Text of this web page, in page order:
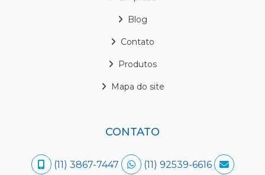
Blog
Contato
Produtos
Mapa do site
CONTATO
(11) 3867-7447
(11) 92539-6616